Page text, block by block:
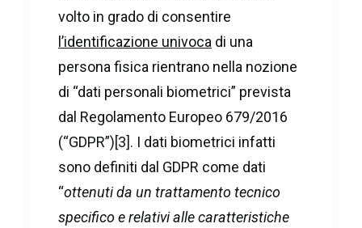
volto in grado di consentire
l’identificazione univoca di una
persona fisica rientrano nella nozione
di “dati personali biometrici” prevista
dal Regolamento Europeo 679/2016
(“GDPR”)[3]. I dati biometrici infatti
sono definiti dal GDPR come dati
“ottenuti da un trattamento tecnico
specifico e relativi alle caratteristiche